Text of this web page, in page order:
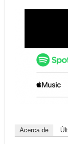
Acerca de